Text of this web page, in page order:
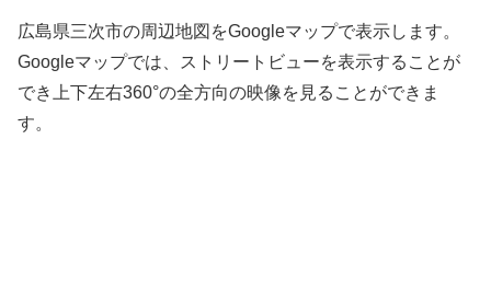
広島県三次市の周辺地図をGoogleマップで表示します。
Googleマップでは、ストリートビューを表示することが
でき上下左右360°の全方向の映像を見ることができま
す。